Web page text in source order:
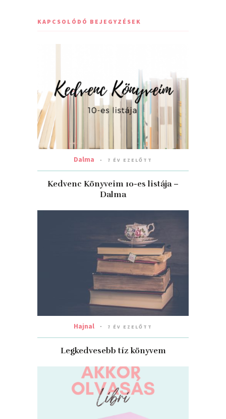
KAPCSOLÓDÓ BEJEGYZÉSEK
Dalma 7 ÉV EZELŐTT
Kedvenc Könyveim 10-es listája –
Dalma
Hajnal 7 ÉV EZELŐTT
Legkedvesebb tíz könyvem